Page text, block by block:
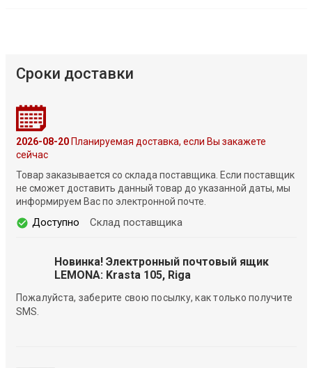
Сроки доставки
2026-08-20Планируемая доставка, если Вы закажете
сейчас
Товар заказывается со склада поставщика. Если поставщик
не сможет доставить данный товар до указанной даты, мы
информируем Вас по электронной почте.
Доступно Склад поставщика
Новинка! Электронный почтовый ящик
LEMONA: Krasta 105, Riga
Пожалуйста, заберите свою посылку, как только получите
SMS.